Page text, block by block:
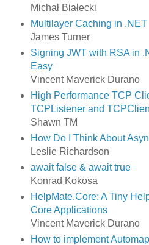
Michał Białecki
Multilayer Caching in .NET
James Turner
Signing JWT with RSA in
Easy
Vincent Maverick Durano
High Performance TCP
TCPListener and
Shawn TM
How Do I Think About
Leslie Richardson
await false & await true
Konrad Kokosa
HelpMate.Core: A Tiny
Core Applications
Vincent Maverick Durano
How to implement